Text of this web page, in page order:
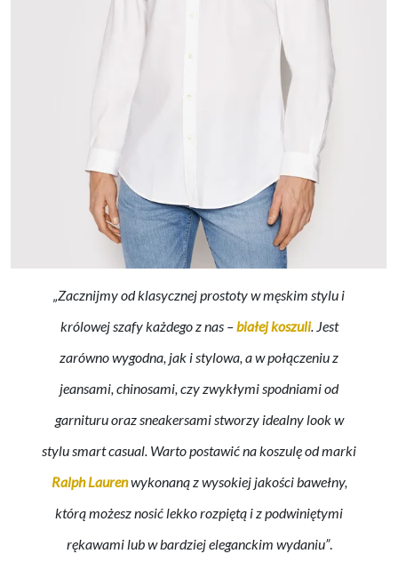
„Zacznijmy od klasycznej prostoty w męskim stylu i
królowej szafy każdego z nas –białej koszuli. Jest
zarówno wygodna, jak i stylowa, a w połączeniu z
jeansami, chinosami, czy zwykłymi spodniami od
garnituru oraz sneakersami stworzy idealny look w
stylu smart casual. Warto postawić na koszulę od marki
Ralph Laurenwykonaną z wysokiej jakości bawełny,
którą możesz nosić lekko rozpiętą i z podwiniętymi
rękawami lub w bardziej eleganckim wydaniu”.